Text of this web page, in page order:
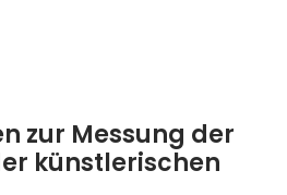
zur Messung der
künstlerischen